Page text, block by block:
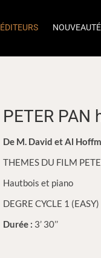
ÉDITEURS
PETER PAN
De M. David et Al
THEMES DU FILM
Hautbois et piano
DEGRE CYCLE 1 (EASY)
Durée : 3’ 30’’